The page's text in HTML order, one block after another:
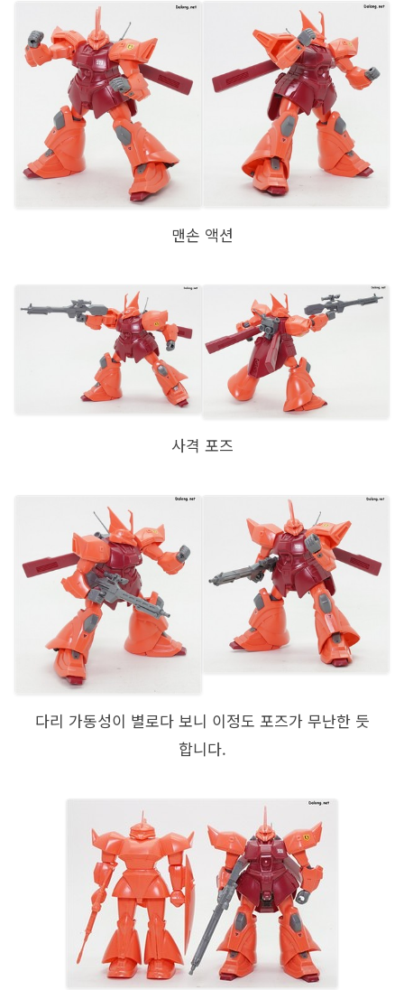
맨손 액션
사격 포즈
다리 가동성이 별로다 보니 이정도 포즈가 무난한 듯
합니다.